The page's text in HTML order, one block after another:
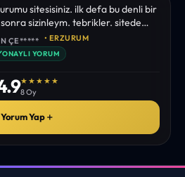
sitesisiniz. ilk defa bu denli bir
sizinleym. tebrikler. sitede
ekibinizin emeğine saglık”
ÇE***** • ERZURUM
ONAYLI YORUM
★★★★★
8 Oy
Yorum Yap＋